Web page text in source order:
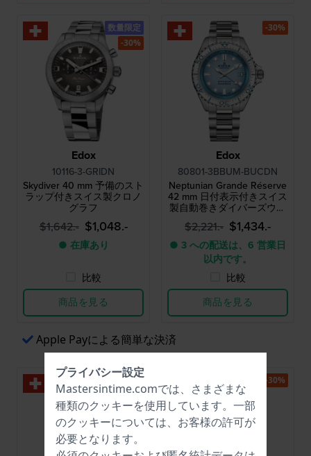
Edox
10116-3-GRIDN
Skydiver 40 mm 予備のスト
ラップ付きスイス製クロノ
グラフ
$1,642.- $1,048.-
● 在庫あり
比較
商品を見る
数量限定
-30%
Edox
80801-3BBUM-BUCDN
Neptunian Grande Réserve
42 mm 日付表示付きスイス
製自動巻きダイバーズウォ
ッチ
$2,221.- $1,434.-
● 3 への配送は、6 営業日
以内です。
比較
商品を見る
-30%
Apple Payによる簡単な決済
-30% -30%
プライバシー設定
Mastersintime.comでは、さまざまな
種類のクッキーを使用しています。一部
のクッキーについては、お客様の許可が
必要となります。